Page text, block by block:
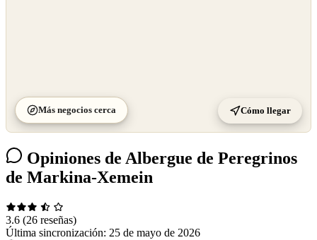
Más negocios cerca Cómo llegar
Opiniones de Albergue de Peregrinos
de Markina-Xemein
3.6 (26 reseñas)
Última sincronización: 25 de mayo de 2026